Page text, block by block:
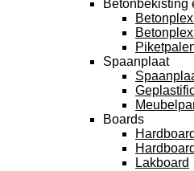
Betonbekisting
Spaanplaat
Boards
Lakboard